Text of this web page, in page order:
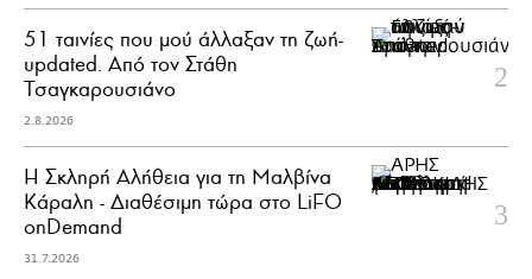
51 ταινίες που μού άλλαξαν τη ζωή-
updated. Aπό τον Στάθη
Τσαγκαρουσιάνο
2.8.2026
Η Σκληρή Αλήθεια για τη Μαλβίνα
Κάραλη - Διαθέσιμη τώρα στo LiFO
onDemand
31.7.2026